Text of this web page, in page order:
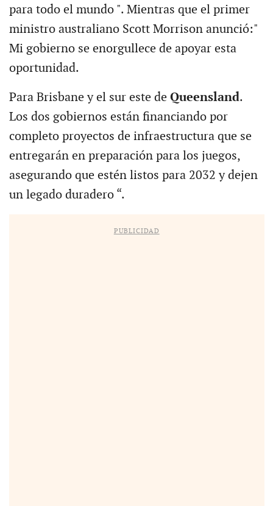
para todo el mundo ". Mientras que el primer
ministro australiano Scott Morrison anunció:"
Mi gobierno se enorgullece de apoyar esta
oportunidad.
Para Brisbane y el sur este deQueensland.
Los dos gobiernos están financiando por
completo proyectos de infraestructura que se
entregarán en preparación para los juegos,
asegurando que estén listos para 2032 y dejen
un legado duradero “.
PUBLICIDAD